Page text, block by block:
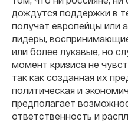
дождутся поддержки в
получат европейцы или
лидеры,
или более лукавые, но
момент кризиса не
так как созданная их
политическая и
предполагает
ответственность и